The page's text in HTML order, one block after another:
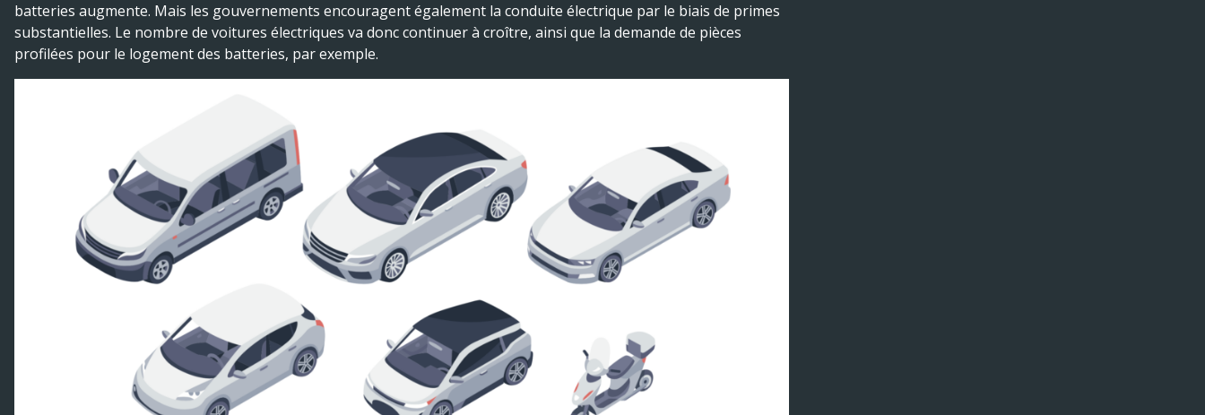
batteries augmente. Mais les gouvernements encouragent également la conduite électrique par le biais de primes
substantielles. Le nombre de voitures électriques va donc continuer à croître, ainsi que la demande de pièces
profilées pour le logement des batteries, par exemple.